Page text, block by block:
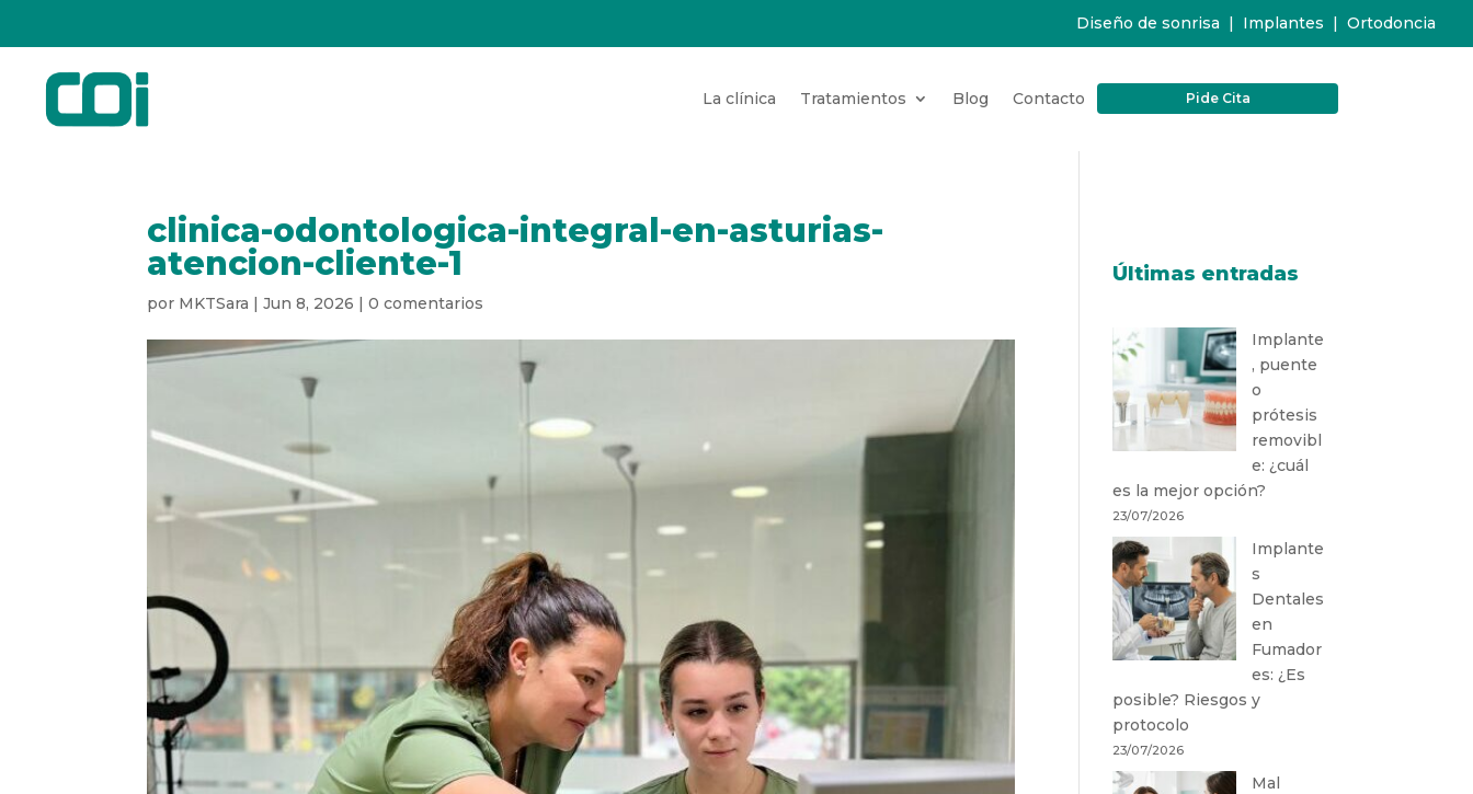
Diseño de sonrisa | Implantes |Ortodoncia
La clínica Tratamientos Blog Contacto Pide Cita
clinica-odontologica-integral-en-asturias-
atencion-cliente-1
por MKTSara |Jun 8, 2026 |0 comentarios
Últimas entradas
Implante
, puente
o
prótesis
removibl
e: ¿cuál
es la mejor opción?
23/07/2026
Implante
s
Dentales
en
Fumador
es: ¿Es
posible? Riesgos y
protocolo
23/07/2026
Mal